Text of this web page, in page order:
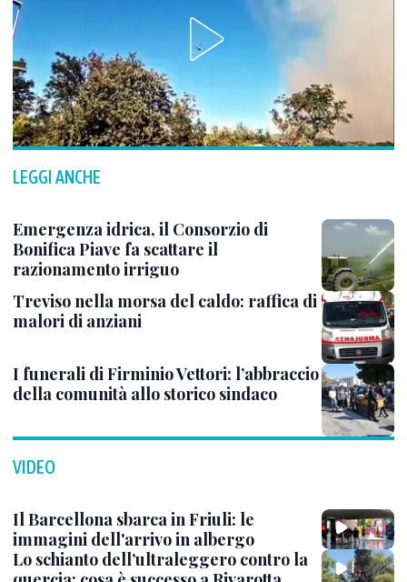
LEGGI ANCHE
Emergenza idrica, il Consorzio di
Bonifica Piave fa scattare il
razionamento irriguo
Treviso nella morsa del caldo: raffica di
malori di anziani
I funerali di Firminio Vettori: l’abbraccio
della comunità allo storico sindaco
VIDEO
Il Barcellona sbarca in Friuli: le
immagini dell'arrivo in albergo
Lo schianto dell’ultraleggero contro la